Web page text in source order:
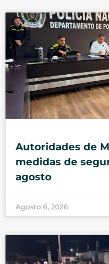
Autoridades de
medidas de
agosto
Agosto 6, 2026